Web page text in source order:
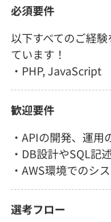
必須要件
以下すべてのご経
ています！
・PHP,
歓迎要件
・APIの開発、運用
・DB設計やSQL記
・AWS環境でのシ
選考フロー